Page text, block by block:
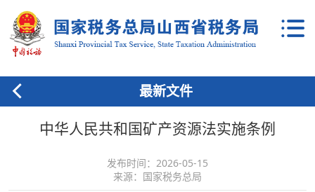
最新文件
中华人民共和国矿产资源法实施条例
发布时间：2026-05-15
来源：国家税务总局